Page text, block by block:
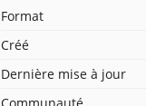
Format
Créé
Dernière mise à jour
Communauté